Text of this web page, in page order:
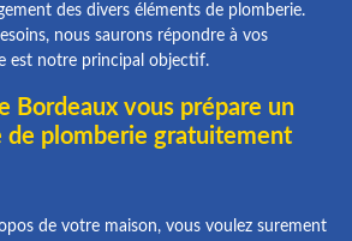
des divers éléments de plomberie.
nous saurons répondre à vos
est notre principal objectif.
Bordeaux vous prépare un
de plomberie gratuitement
de votre maison, vous voulez surement